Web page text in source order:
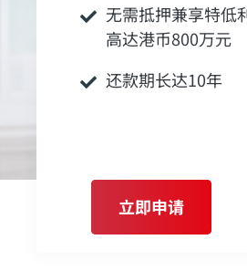
无需抵押兼享特低
高达港币800万元
还款期长达10年
立即申请